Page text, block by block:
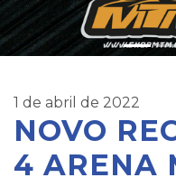
1 de abril de 2022
NOVO
4 ARENA